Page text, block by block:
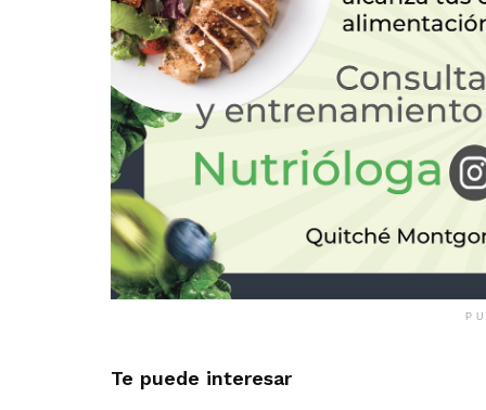
Te puede interesar